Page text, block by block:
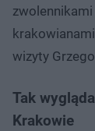
zwolennikami
wizyty
Tak
Krakowie